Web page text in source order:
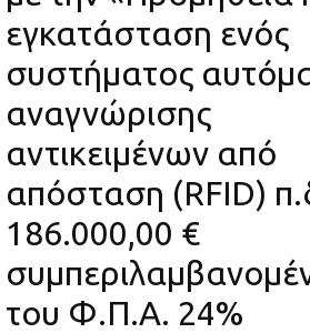
εγκατάσταση ενός
συστήματος
αναγνώρισης
αντικειμένων από
απόσταση (RFID)
186.000,00 €
του Φ.Π.Α. 24%